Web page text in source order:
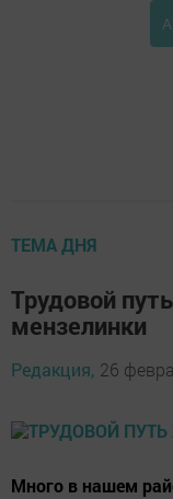
ТЕМА ДНЯ
Трудовой
мензелинки
Редакция, 26
Много в нашем